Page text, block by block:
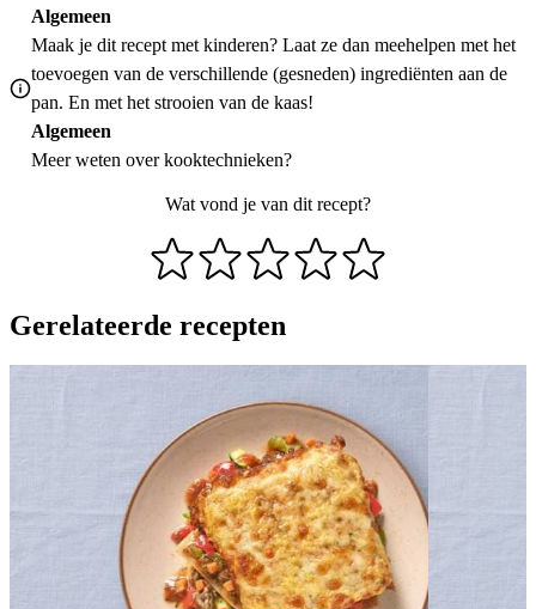
Algemeen
Maak je dit recept met kinderen? Laat ze dan meehelpen met het
toevoegen van de verschillende (gesneden) ingrediënten aan de
pan. En met het strooien van de kaas!
Algemeen
Meer weten overkooktechnieken?
Wat vond je van dit recept?
Gerelateerde recepten